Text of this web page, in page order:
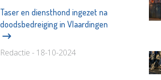
Taser en diensthond ingezet na
doodsbedreiging in Vlaardingen
Redactie - 18-10-2024